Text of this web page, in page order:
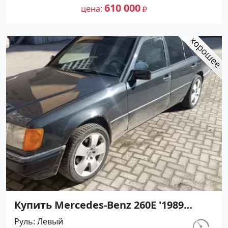
объявление №27429 на сайте
Авторынок23
цена 610 000
Купить Mercedes-Benz 260E '1989
МКПП (2600/160 л.с.) Бензин
Руль Левый